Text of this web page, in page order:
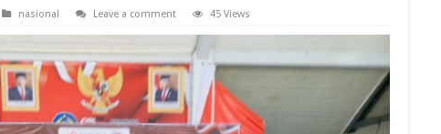
nasional Leave a comment 45 Views